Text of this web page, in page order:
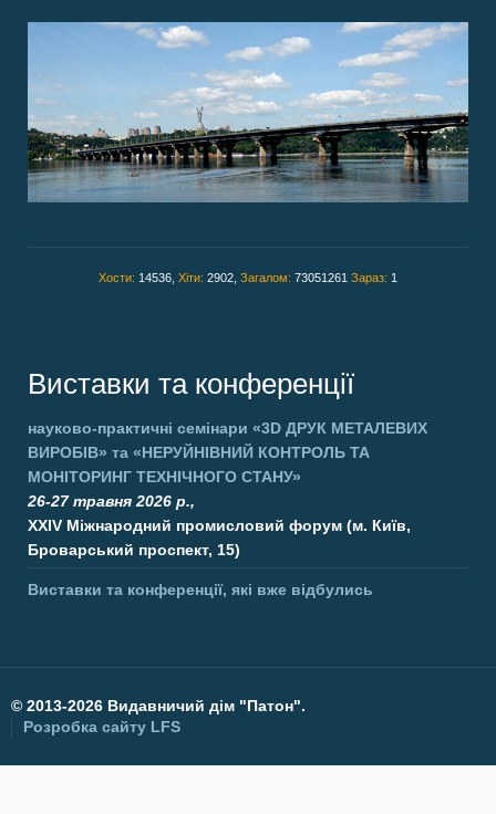
Хости: 14536, Хіти: 2902, Загалом: 73051261 Зараз: 1
Виставки та конференції
науково-практичні семінари «3D ДРУК МЕТАЛЕВИХ
ВИРОБІВ» та «НЕРУЙНІВНИЙ КОНТРОЛЬ ТА
МОНІТОРИНГ ТЕХНІЧНОГО СТАНУ»
26-27 травня 2026 р.,
XXIV Міжнародний промисловий форум (м. Київ,
Броварський проспект, 15)
Виставки та конференції, які вже відбулись
© 2013-2026 Видавничий дім "Патон".
Розробка сайту LFS